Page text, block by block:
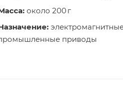
около 200 г
приводы